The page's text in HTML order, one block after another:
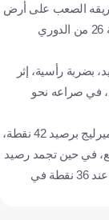
كرة قدم
الصعب على أرض
مضيفه سندرلاند (1-0)، مساء أمس الأربعاء، في الجولة 26 من الدوري
بضربة رأسية، إثر
في صراعه نحو
ويحتل ليفربول المركز السادس في جدول ترتيب البريميرليج برصيد 42 نقطة،
في حين تجمد رصيد
سندرلاند الذي خسر لأول مرة على ملعبه هذا الموسم عند 36 نقطة في